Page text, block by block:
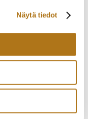
Näytä tiedot